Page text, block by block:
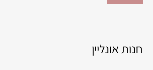
חנות אונליין